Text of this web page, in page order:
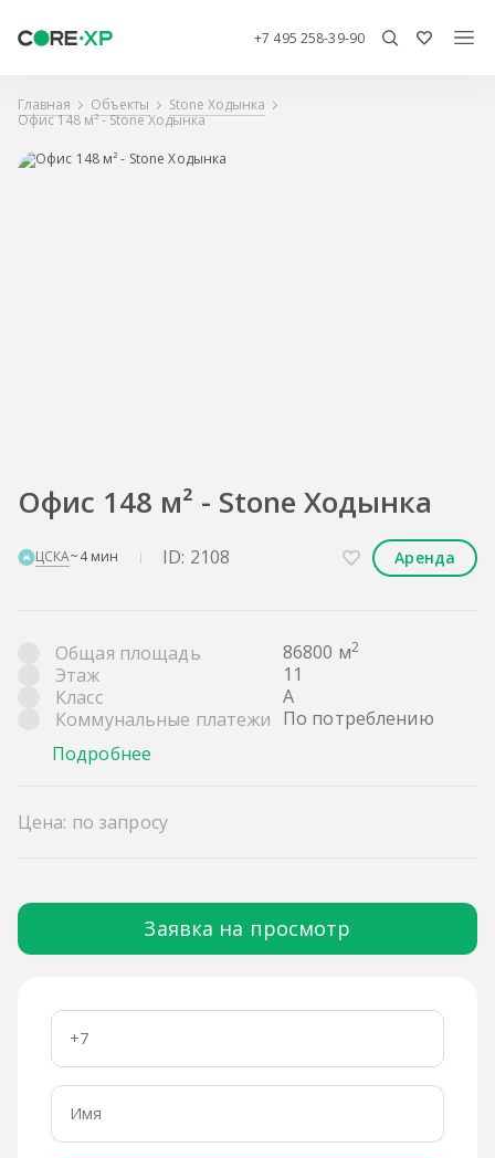
+7 495 258-39-90
Главная Объекты
Stone Ходынка
Офис 148 м² - Stone Ходынка
Офис 148 м² - Stone Ходынка
ЦСКА~4 мин ID: 2108 Аренда
Общая площадь 86800 м2
Этаж
11
Класс
A
Коммунальные платежи По потреблению
Подробнее
Цена: по запросу
Заявка на просмотр